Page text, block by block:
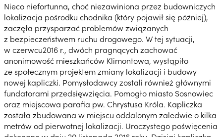
Nieco niefortunna, choć niezawiniona przez budowniczych
lokalizacja pośrodku chodnika (który pojawił się później),
zaczęła przysparzać problemów związanych
z bezpieczeństwem ruchu drogowego. W tej sytuacji,
w czerwcu2016 r., dwóch pragnących zachować
anonimowość mieszkańców Klimontowa, wystąpiło
ze społecznym projektem zmiany lokalizacji i budowy
nowej kapliczki. Pomysłodawcy zostali również głównymi
fundatorami przedsięwzięcia. Pomogło miasto Sosnowiec
oraz miejscowa parafia pw. Chrystusa Króla. Kapliczka
została zbudowana w miejscu oddalonym zaledwie o kilka
metrów od pierwotnej lokalizacji. Uroczystego poświęcenia